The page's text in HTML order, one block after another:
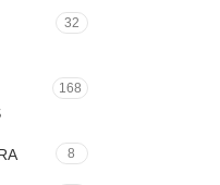
32
168
8